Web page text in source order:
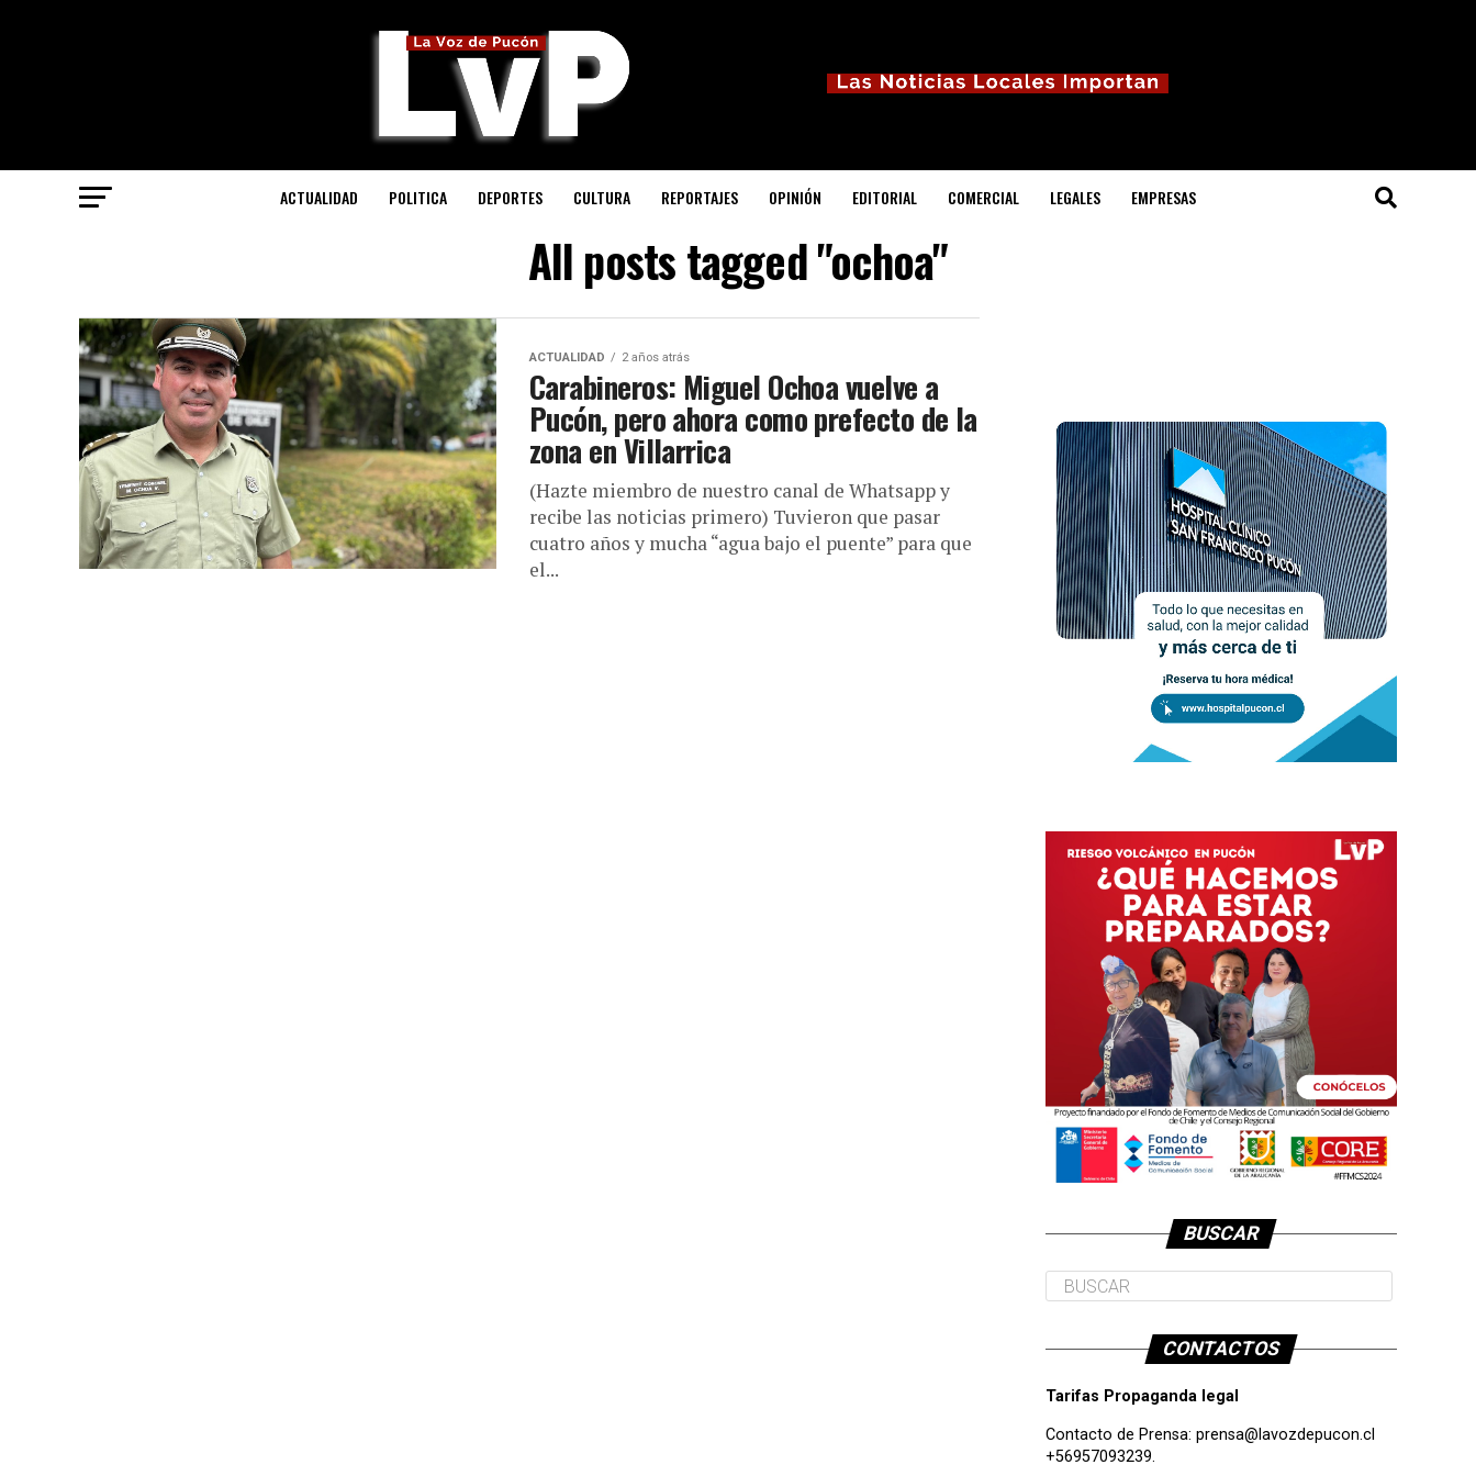
ACTUALIDAD POLITICA DEPORTES CULTURA REPORTAJES OPINIÓN EDITORIAL COMERCIAL LEGALES EMPRESAS
All posts tagged "ochoa"
ACTUALIDAD 2 años atrás
Carabineros: Miguel Ochoa vuelve a
Pucón, pero ahora como prefecto de la
zona en Villarrica
(Hazte miembro de nuestro canal de Whatsapp y
recibe las noticias primero) Tuvieron que pasar
cuatro años y mucha “agua bajo el puente” para que
el...
BUSCAR
CONTACTOS
Tarifas Propaganda legal
Contacto de Prensa: prensa@lavozdepucon.cl
+56957093239.